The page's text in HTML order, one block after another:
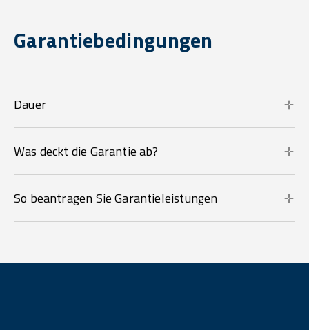
Garantiebedingungen
Dauer
Was deckt die Garantie ab?
So beantragen Sie Garantieleistungen